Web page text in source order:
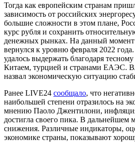
Тогда как европейским странам
зависимость от российских
большие сложности в этом плане,
курс рубля и сохранить
денежных рынках. На данный
вернулся к уровню февраля 2022
удалось выдержать благодаря
Китаем, турцией и странами ЕАЭС.
назвал экономическую ситуацию
Ранее LIVE24 сообщало, что
наибольшей степени отразилось на
мнению Паоло Джентилони,
достигла своего пика. В дальнейшем
снижения. Различные индикаторы,
экономике страны, показывают